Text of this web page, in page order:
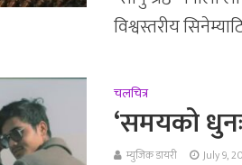
विश्वस्तरीय
चलचित्र
‘समयको धुनः
म्युजिक डायरी July 9,